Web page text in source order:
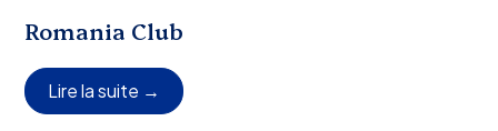
Romania Club
Lire la suite →